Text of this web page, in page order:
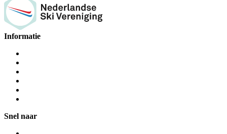
Informatie
Snel naar